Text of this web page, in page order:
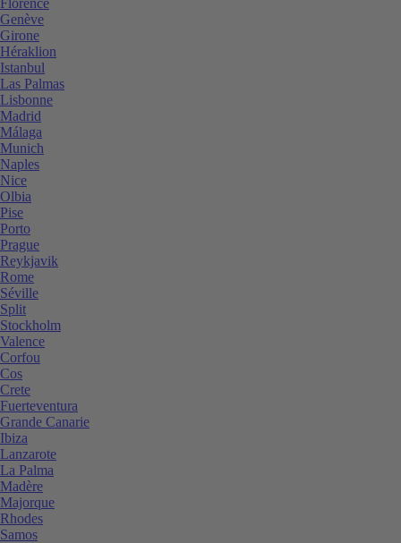
Genève
Girone
Héraklion
Istanbul
Las Palmas
Lisbonne
Madrid
Málaga
Munich
Naples
Nice
Olbia
Pise
Porto
Prague
Reykjavik
Rome
Séville
Split
Stockholm
Valence
Corfou
Cos
Crete
Fuerteventura
Grande Canarie
Ibiza
Lanzarote
La Palma
Madère
Majorque
Rhodes
Samos